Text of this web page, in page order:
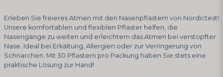
Erleben Sie freieres Atmen mit den Nasenpflastern von Nordictest!
Unsere komfortablen und flexiblen Pflaster helfen, die
Nasengänge zu weiten und erleichtern das Atmen bei verstopfter
Nase. Ideal bei Erkältung, Allergien oder zur Verringerung von
Schnarchen. Mit 30 Pflastern pro Packung haben Sie stets eine
praktische Lösung zur Hand!